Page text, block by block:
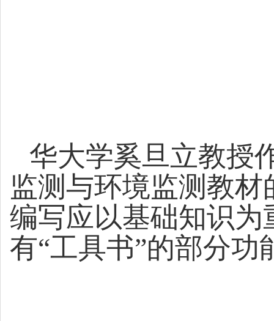
华大学奚旦立教授
监测与环境监测教
编写应以基础知识为
有“工具书”的部分功